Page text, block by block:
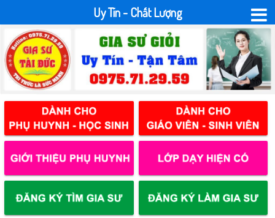
Uy Tín - Chất Lượng